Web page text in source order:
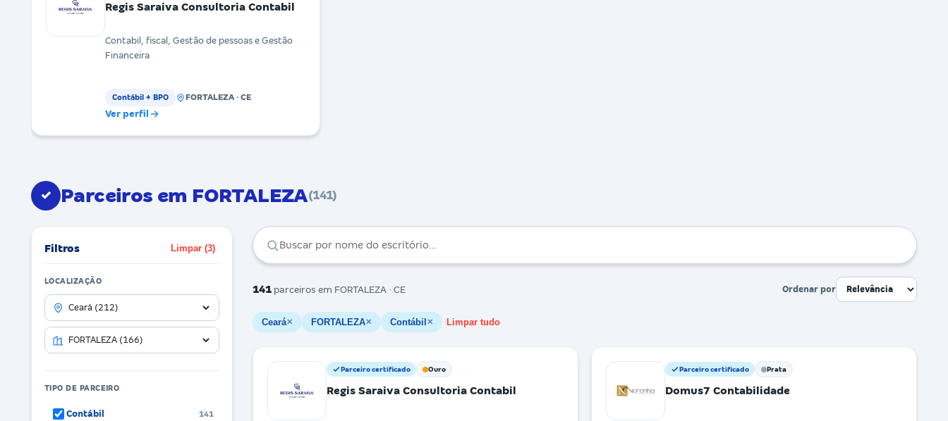
Regis Saraiva Consultoria Contabil
Contabil, fiscal, Gestão de pessoas e Gestão
Financeira
Contábil + BPO FORTALEZA · CE
Ver perfil
✓ Parceiros em FORTALEZA(141)
Filtros Limpar (3)
LOCALIZAÇÃO
TIPO DE PARCEIRO
Contábil 141
141 parceiros em FORTALEZA · CE Ordenar por
Ceará✕ FORTALEZA✕ Contábil ✕ Limpar tudo
Parceiro certificado Ouro
Regis Saraiva Consultoria Contabil
Parceiro certificado Prata
Domus7 Contabilidade